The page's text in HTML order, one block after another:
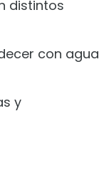
distintos
con agua
y